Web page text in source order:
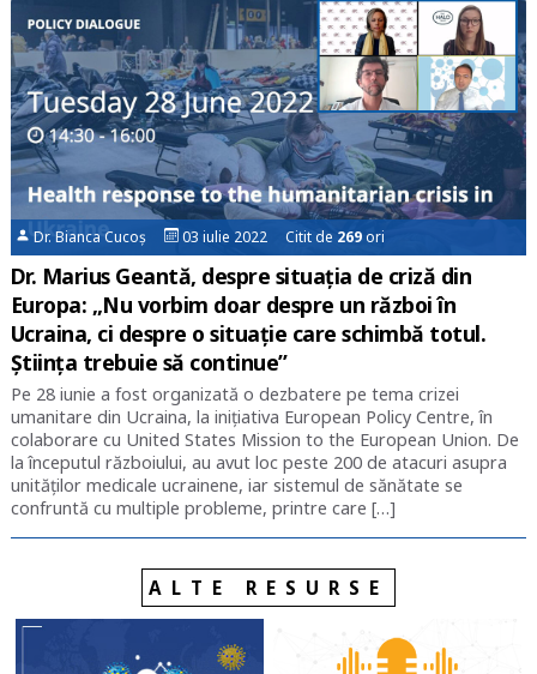
Dr. Bianca Cucoș 03 iulie 2022 Citit de 269ori
Dr. Marius Geantă, despre situația de criză din
Europa: „Nu vorbim doar despre un război în
Ucraina, ci despre o situație care schimbă totul.
Știința trebuie să continue”
Pe 28 iunie a fost organizată o dezbatere pe tema crizei
umanitare din Ucraina, la inițiativa European Policy Centre, în
colaborare cu United States Mission to the European Union. De
la începutul războiului, au avut loc peste 200 de atacuri asupra
unităților medicale ucrainene, iar sistemul de sănătate se
confruntă cu multiple probleme, printre care […]
ALTE RESURSE